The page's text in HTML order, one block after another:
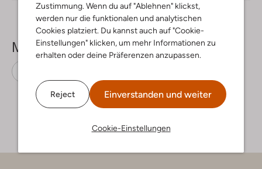
Zustimmung. Wenn du auf "Ablehnen" klickst,
werden nur die funktionalen und analytischen
Cookies platziert. Du kannst auch auf "Cookie-
Einstellungen" klicken, um mehr Informationen zu
erhalten oder deine Präferenzen anzupassen.
Reject Einverstanden und weiter
Cookie-Einstellungen
Mehr sehen